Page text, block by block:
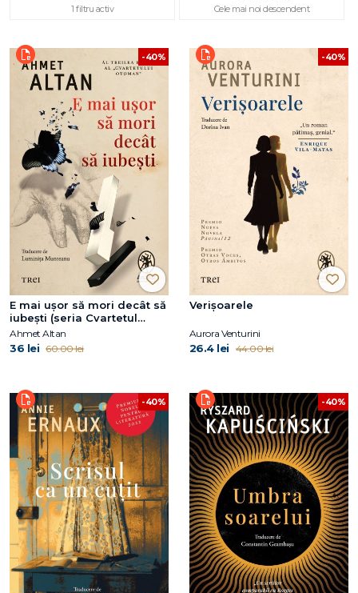
1 filtru activ Cele mai noi descendent
-40%
E mai ușor să mori decât să
iubești (seria Cvartetul
Otoman, vol.3)
Ahmet Altan
36 lei 60.00 lei
-40%
Verișoarele
Aurora Venturini
26.4 lei 44.00 lei
-40% -40%